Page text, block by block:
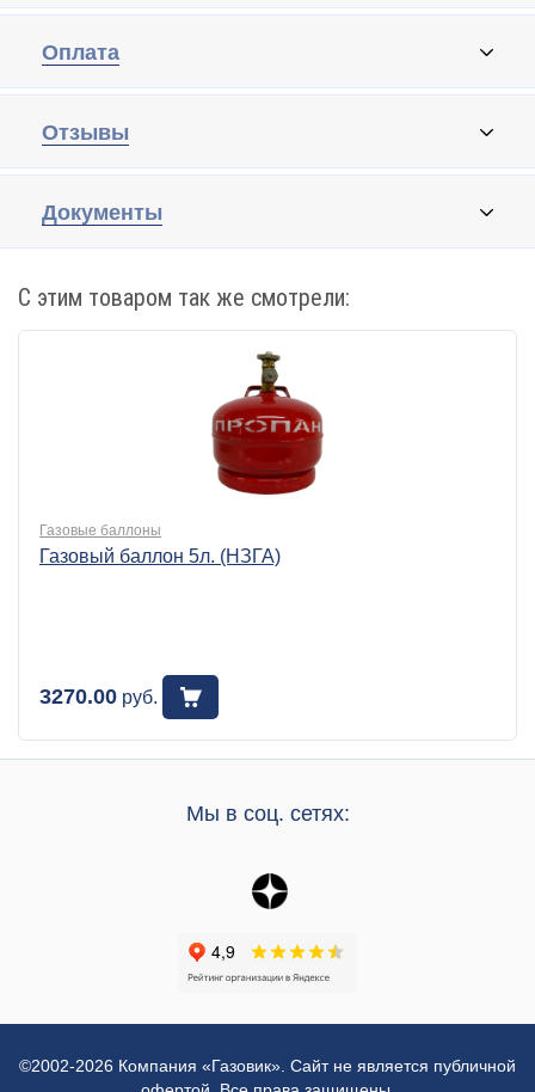
Оплата
Отзывы
Документы
С этим товаром так же смотрели:
Газовые баллоны
Газовый баллон 5л. (НЗГА)
3270.00 руб.
Мы в соц. сетях:
©2002-2026 Компания «Газовик». Сайт не является публичной